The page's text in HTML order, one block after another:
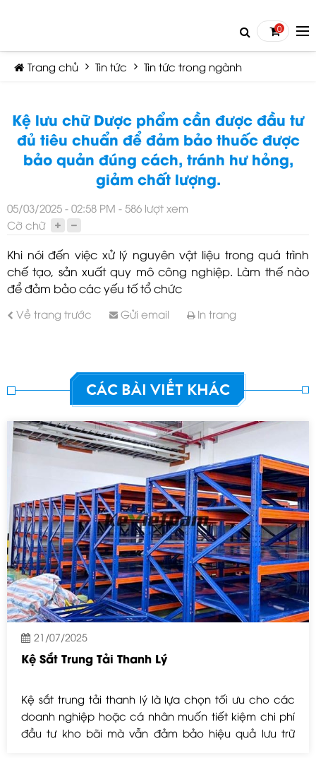
0
TIẾP TỤC MUA HÀNG
Trang chủ Tin tức Tin tức trong ngành
Kệ lưu chữ Dược phẩm cần được đầu tư
đủ tiêu chuẩn để đảm bảo thuốc được
bảo quản đúng cách, tránh hư hỏng,
giảm chất lượng.
05/03/2025 - 02:58 PM - 586 lượt xem
Cỡ chữ
Khi nói đến việc xử lý nguyên vật liệu trong quá trình
chế tạo, sản xuất quy mô công nghiệp. Làm thế nào
để đảm bảo các yếu tố tổ chức
Về trang trước Gửi email In trang
CÁC BÀI VIẾT KHÁC
21/07/2025
Kệ Sắt Trung Tải Thanh Lý
Kệ sắt trung tải thanh lý là lựa chọn tối ưu cho các
doanh nghiệp hoặc cá nhân muốn tiết kiệm chi phí
đầu tư kho bãi mà vẫn đảm bảo hiệu quả lưu trữ